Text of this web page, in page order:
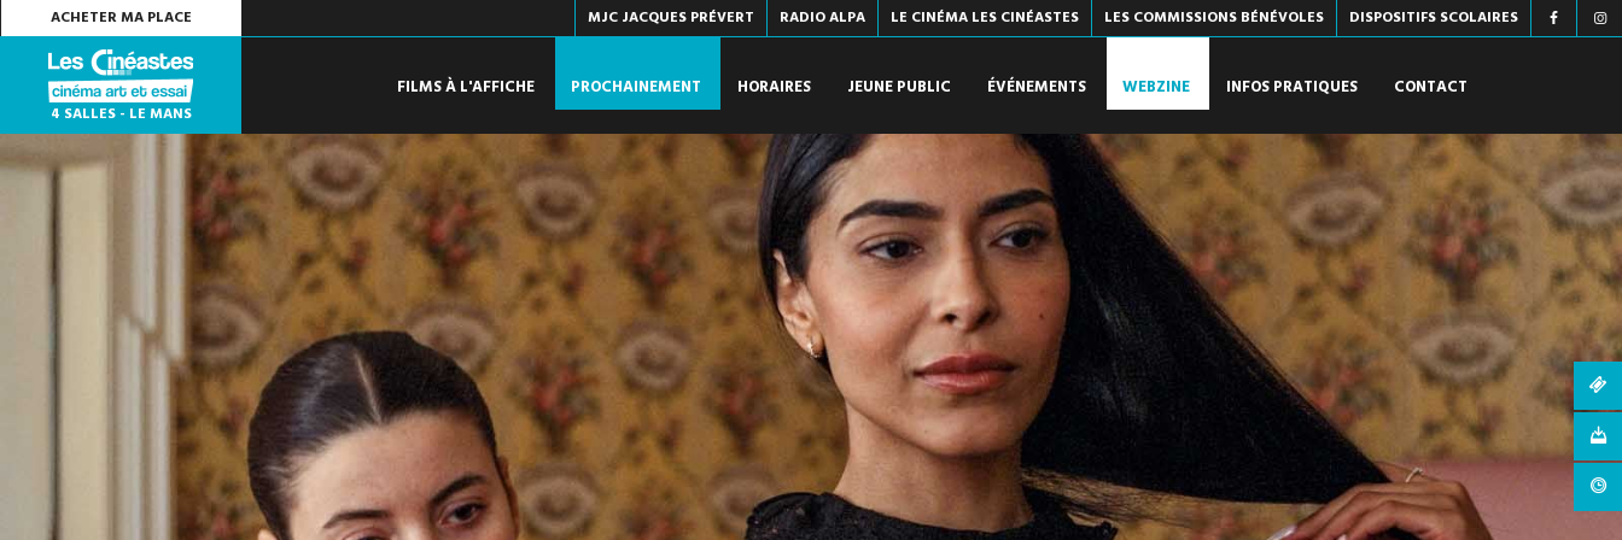
ACHETER MA PLACE MJC JACQUES PRÉVERT RADIO ALPA LE CINÉMA LES CINÉASTES LES COMMISSIONS BÉNÉVOLES DISPOSITIFS SCOLAIRES
4 SALLES - LE MANS
FILMS À L'AFFICHE PROCHAINEMENT HORAIRES JEUNE PUBLIC ÉVÉNEMENTS WEBZINE INFOS PRATIQUES CONTACT